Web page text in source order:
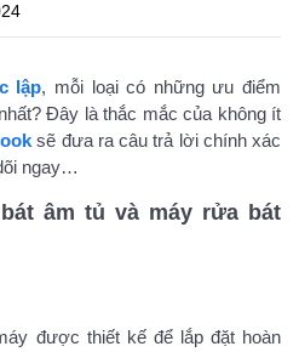
lập, mỗi loại có những ưu điểm
Đây là thắc mắc của không ít
sẽ đưa ra câu trả lời chính xác
ngay…
âm tủ và máy rửa bát
được thiết kế để lắp đặt hoàn